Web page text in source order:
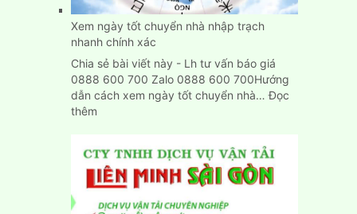
Tại
Bình
Dương
Xem ngày tốt chuyển nhà nhập trạch
nhanh chính xác
Chia sẻ bài viết này - Lh tư vấn báo giá
0888 600 700 Zalo 0888 600 700Hướng
dẫn cách xem ngày tốt chuyển nhà…Đọc
thêm:
tốt
chuyển
nhà
nhập